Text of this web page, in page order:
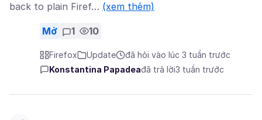
back to plain Firef… (xem thêm)
Mở 1 10
Firefox Update
đã hỏi vào lúc 3 tuần trước
Konstantina Papadeađã trả lời3 tuần trước